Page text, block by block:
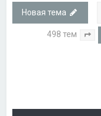
Новая тема
498 тем